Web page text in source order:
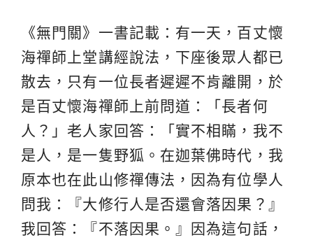
《無門關》一書記載：有一天，百丈懷
海禪師上堂講經說法，下座後眾人都已
散去，只有一位長者遲遲不肯離開，於
是百丈懷海禪師上前問道：「長者何
人？」老人家回答：「實不相瞞，我不
是人，是一隻野狐。在迦葉佛時代，我
原本也在此山修禪傳法，因為有位學人
問我：『大修行人是否還會落因果？』
我回答：『不落因果。』因為這句話，